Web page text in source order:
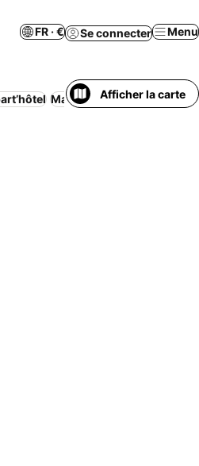
FR · € Se connecter Menu
Maison/appartement entier
Afficher la carte